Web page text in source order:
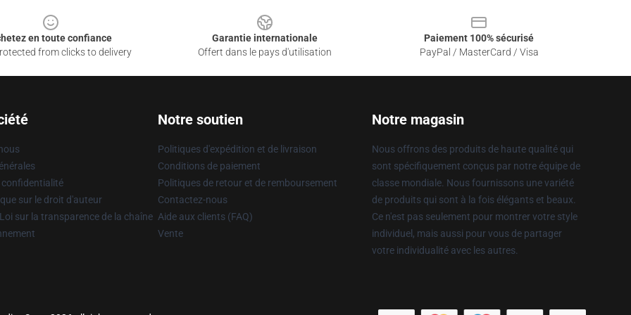
en toute confiance
from clicks to delivery
Garantie internationale
Offert dans le pays d'utilisation
Paiement 100% sécurisé
PayPal / MasterCard / Visa
confidentialité
sur le droit d'auteur
sur la transparence de la chaîne
Notre soutien
Politiques d'expédition et de livraison
Conditions de paiement
Politiques de retour et de remboursement
Contactez-nous
Aide aux clients (FAQ)
Vente
Notre magasin
Nous offrons des produits de haute qualité qui
sont spécifiquement conçus par notre équipe de
classe mondiale. Nous fournissons une variété
de produits qui sont à la fois élégants et beaux.
Ce n'est pas seulement pour montrer votre style
individuel, mais aussi pour vous de partager
votre individualité avec les autres.